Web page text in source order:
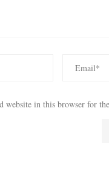
website in this browser for